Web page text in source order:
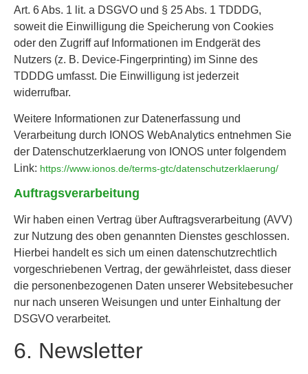
Art. 6 Abs. 1 lit. a DSGVO und § 25 Abs. 1 TDDDG,
soweit die Einwilligung die Speicherung von Cookies
oder den Zugriff auf Informationen im Endgerät des
Nutzers (z. B. Device-Fingerprinting) im Sinne des
TDDDG umfasst. Die Einwilligung ist jederzeit
widerrufbar.
Weitere Informationen zur Datenerfassung und
Verarbeitung durch IONOS WebAnalytics entnehmen Sie
der Datenschutzerklaerung von IONOS unter folgendem
Link: https://www.ionos.de/terms-gtc/datenschutzerklaerung/
Auftragsverarbeitung
Wir haben einen Vertrag über Auftragsverarbeitung (AVV)
zur Nutzung des oben genannten Dienstes geschlossen.
Hierbei handelt es sich um einen datenschutzrechtlich
vorgeschriebenen Vertrag, der gewährleistet, dass dieser
die personenbezogenen Daten unserer Websitebesucher
nur nach unseren Weisungen und unter Einhaltung der
DSGVO verarbeitet.
6. Newsletter